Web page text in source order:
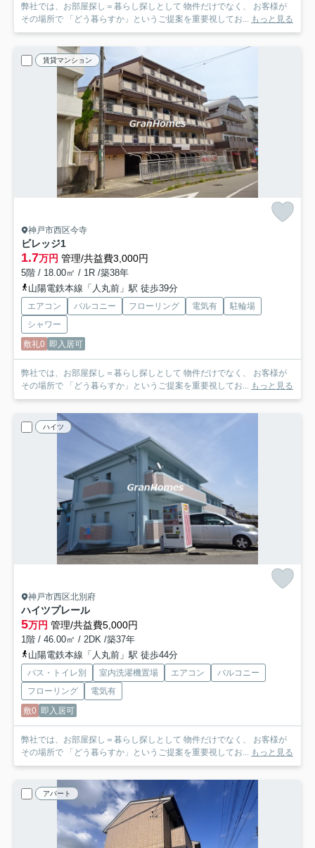
弊社では、お部屋探し＝暮らし探しとして 物件だけでなく、 お客様が
その場所で 「どう暮らすか」というご提案を重要視してお...
もっと見る
賃貸マンション
神戸市西区今寺
ビレッジ1
1.7万円 管理/共益費3,000円
5階 / 18.00㎡ / 1R /築38年
山陽電鉄本線「人丸前」駅 徒歩39分
エアコン バルコニー フローリング 電気有
駐輪場
シャワー
敷礼0 即入居可
弊社では、お部屋探し＝暮らし探しとして 物件だけでなく、 お客様が
その場所で 「どう暮らすか」というご提案を重要視してお... もっと見る
ハイツ
神戸市西区北別府
ハイツプレール
5万円 管理/共益費5,000円
1階 / 46.00㎡ / 2DK /築37年
山陽電鉄本線「人丸前」駅 徒歩44分
バス・トイレ別 室内洗濯機置場 エアコン
バルコニー
フローリング
電気有
敷0 即入居可
弊社では、お部屋探し＝暮らし探しとして 物件だけでなく、 お客様が
その場所で 「どう暮らすか」というご提案を重要視してお... もっと見る
アパート